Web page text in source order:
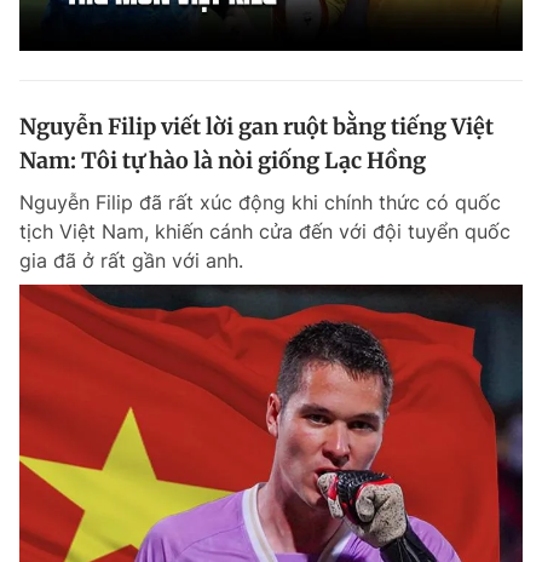
Nguyễn Filip viết lời gan ruột bằng tiếng Việt
Nam: Tôi tự hào là nòi giống Lạc Hồng
Nguyễn Filip đã rất xúc động khi chính thức có quốc
tịch Việt Nam, khiến cánh cửa đến với đội tuyển quốc
gia đã ở rất gần với anh.